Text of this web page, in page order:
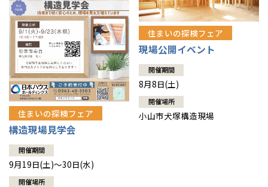
住まいの探検フェア
構造現場見学会
開催期間
9月19日(土)～30日(水)
開催場所
住まいの探検フェア
現場公開イベント
開催期間
8月8日(土)
開催場所
小山市犬塚構造現場